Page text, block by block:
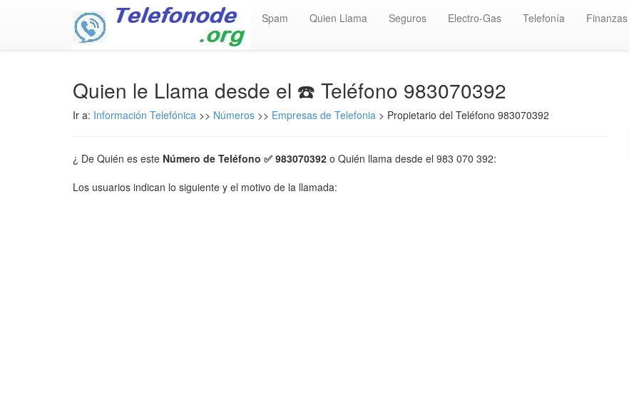
Spam Quien Llama Seguros Electro-Gas Telefonía Finanzas
Quien le Llama desde el ☎️ Teléfono 983070392
Ir a: Información Telefónica >> Números >> Empresas de Telefonia > Propietario del Teléfono 983070392
¿ De Quién es este Número de Teléfono ✅ 983070392 o Quién llama desde el 983 070 392:
Los usuarios indican lo siguiente y el motivo de la llamada: